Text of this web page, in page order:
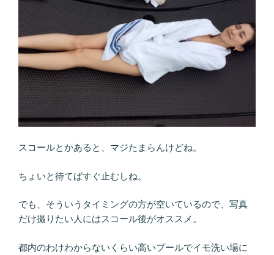
スコールとかあると、マジたまらんけどね。
ちょいと待てばすぐ止むしね。
でも、そういうタイミングの方が空いているので、写真
だけ撮りたい人にはスコール後がオススメ。
都内のわけわからないくらい高いプールでイモ洗い場に